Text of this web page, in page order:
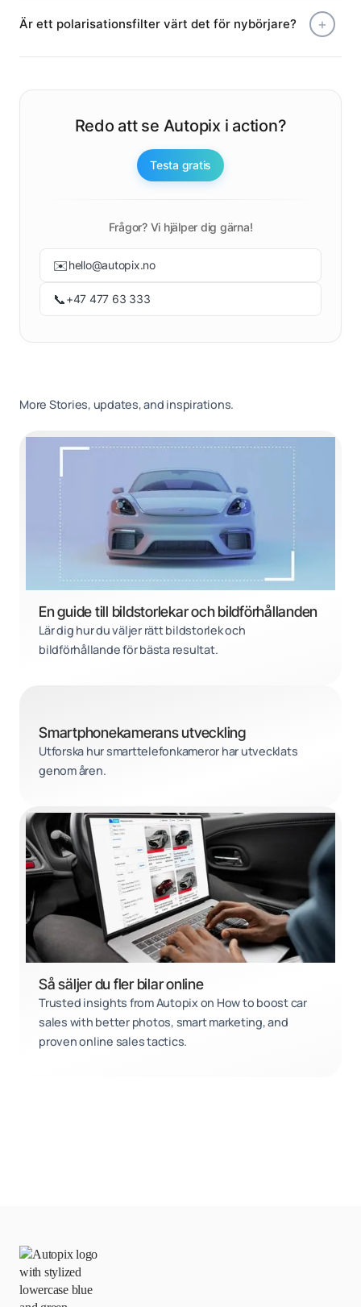
Är ett polarisationsfilter värt det för nybörjare?
Redo att se Autopix i action?
Testa gratis
Frågor? Vi hjälper dig gärna!
✉️hello@autopix.no
📞+47 477 63 333
More Stories, updates, and inspirations.
En guide till bildstorlekar och bildförhållanden
Lär dig hur du väljer rätt bildstorlek och
bildförhållande för bästa resultat.
Smartphonekamerans utveckling
Utforska hur smarttelefonkameror har utvecklats
genom åren.
Så säljer du fler bilar online
Trusted insights from Autopix on How to boost car
sales with better photos, smart marketing, and
proven online sales tactics.